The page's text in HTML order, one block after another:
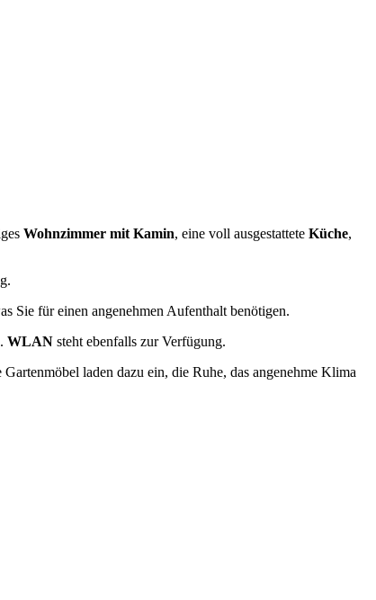
Wohnzimmer mit Kamin, eine voll ausgestattete Küche,
Sie für einen angenehmen Aufenthalt benötigen.
WLAN steht ebenfalls zur Verfügung.
laden dazu ein, die Ruhe, das angenehme Klima